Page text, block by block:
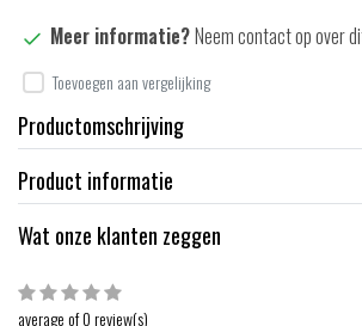
Meer informatie?Neem contact op over
Toevoegen aan vergelijking
Productomschrijving
Product informatie
Wat onze klanten zeggen
average of 0 review(s)